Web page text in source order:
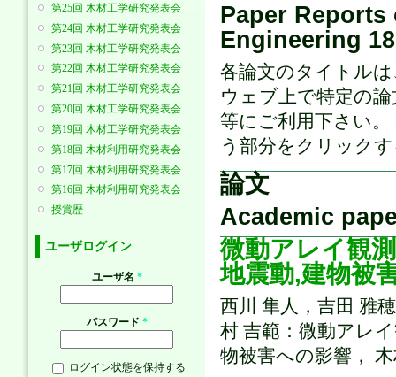
第25回 木材工学研究発表会
第24回 木材工学研究発表会
第23回 木材工学研究発表会
第22回 木材工学研究発表会
第21回 木材工学研究発表会
第20回 木材工学研究発表会
第19回 木材工学研究発表会
第18回 木材利用研究発表会
第17回 木材利用研究発表会
第16回 木材利用研究発表会
授賞歴
ユーザログイン
ユーザ名 *
パスワード *
ログイン状態を保持する
Paper
Engineering 18
各論文のタイトル
ウェブ上で特定の
等にご利用下さい
う部分をクリック
論文
Academic
微動アレイ観
地震動,建物被
西川 隼人，吉田 雅
村 吉範：微動アレ
物被害への影響，